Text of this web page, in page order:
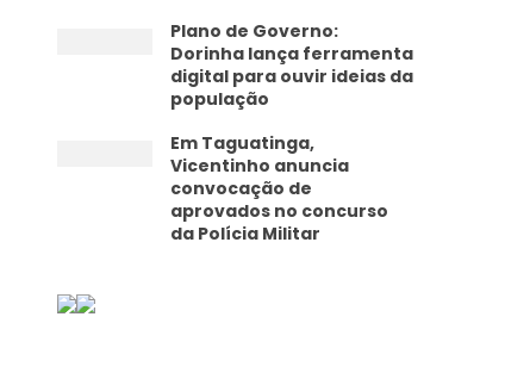
Plano de Governo:
Dorinha lança ferramenta
digital para ouvir ideias da
população
Em Taguatinga,
Vicentinho anuncia
convocação de
aprovados no concurso
da Polícia Militar